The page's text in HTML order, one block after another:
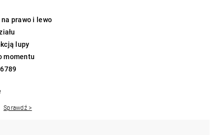
prawo i lewo
lupy
momentu
Sprawdź >